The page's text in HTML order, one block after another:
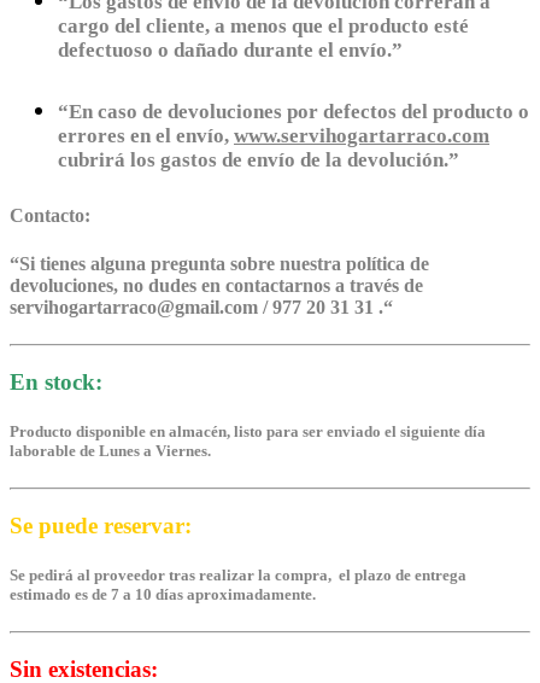
cargo del cliente, a menos que el producto esté
defectuoso o dañado durante el envío.”
“En caso de devoluciones por defectos del producto o
errores en el envío, www.servihogartarraco.com
cubrirá los gastos de envío de la devolución.”
Contacto:
“Si tienes alguna pregunta sobre nuestra política de
devoluciones, no dudes en contactarnos a través de
servihogartarraco@gmail.com / 977 20 31 31 .“
En stock:
Producto disponible en almacén, listo para ser enviado el siguiente día
laborable de Lunes a Viernes.
Se puede reservar:
Se pedirá al proveedor tras realizar la compra, el plazo de entrega
estimado es de 7 a 10 días aproximadamente.
Sin existencias: